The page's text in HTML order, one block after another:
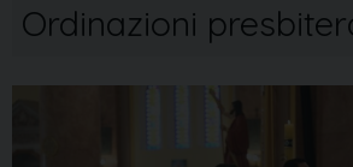
Ordinazioni